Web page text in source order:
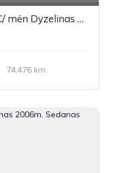
Renault Express nuo 151 €/ mėn Dyzelinas 2022m. Other Mechaninė
74,476 km